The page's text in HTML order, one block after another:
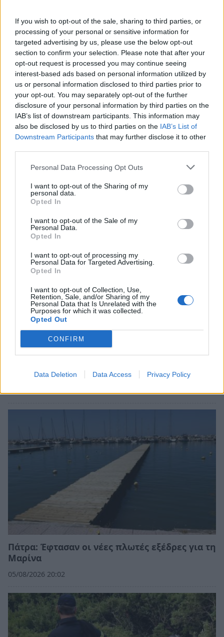
If you wish to opt-out of the sale, sharing to third parties, or
processing of your personal or sensitive information for
targeted advertising by us, please use the below opt-out
section to confirm your selection. Please note that after your
opt-out request is processed you may continue seeing
interest-based ads based on personal information utilized by
us or personal information disclosed to third parties prior to
your opt-out. You may separately opt-out of the further
disclosure of your personal information by third parties on the
IAB’s list of downstream participants. This information may
also be disclosed by us to third parties on the IAB’s List of
Downstream Participants that may further disclose it to other
Personal Data Processing Opt Outs
I want to opt-out of the Sharing of my
personal data.
Opted In
I want to opt-out of the Sale of my
Personal Data.
Opted In
I want to opt-out of processing my
Personal Data for Targeted Advertising.
Opted In
I want to opt-out of Collection, Use,
Retention, Sale, and/or Sharing of my
Personal Data that Is Unrelated with the
Purposes for which it was collected.
Opted Out
CONFIRM
Data Deletion Data Access Privacy Policy
Σχετικά Άρθρα
Πελοποννήσου
Πάτρα: Έφτασαν οι νέες πλωτές εξέδρες για τη
Μαρίνα
05/08/2026 20:02